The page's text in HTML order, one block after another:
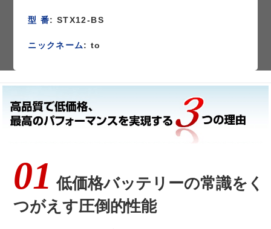
型 番: STX12-BS
ニックネーム: to
01 低価格バッテリーの常識をく
つがえす圧倒的性能